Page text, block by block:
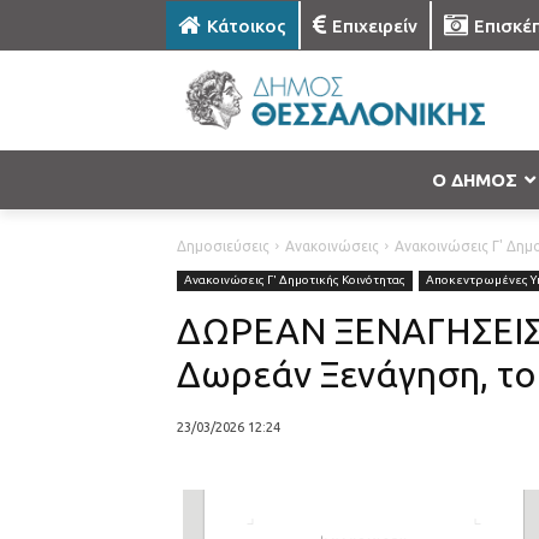
Κάτοικος Επιχειρείν
Ο ΔΗΜΟΣ
Δημοσιεύσεις Ανακοινώσεις Ανακοινώσεις Γ'
Ανακοινώσεις Γ' Δημοτικής Κοινότητας Αποκεντρωμένες
ΔΩΡΕΑΝ
Δωρεάν Ξενάγηση,
23/03/2026 12:24